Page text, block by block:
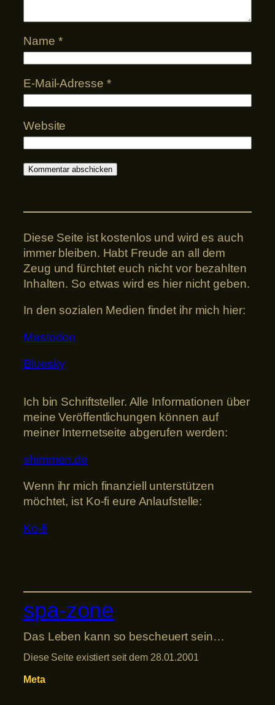
Name *
E-Mail-Adresse *
Website
Diese Seite ist kostenlos und wird es auch
immer bleiben. Habt Freude an all dem
Zeug und fürchtet euch nicht vor bezahlten
Inhalten. So etwas wird es hier nicht geben.
In den sozialen Medien findet ihr mich hier:
Mastodon
Bluesky
Ich bin Schriftsteller. Alle Informationen über
meine Veröffentlichungen können auf
meiner Internetseite abgerufen werden:
shimmen.de
Wenn ihr mich finanziell unterstützen
möchtet, ist Ko-fi eure Anlaufstelle:
Ko-fi
spa-zone
Das Leben kann so bescheuert sein…
Diese Seite existiert seit dem 28.01.2001
Meta